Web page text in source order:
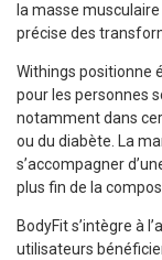
la masse
précise des
Withings positionne
pour les personnes
notamment dans
ou du diabète. La
s’accompagner
plus fin de la
BodyFit s’intègre à
utilisateurs